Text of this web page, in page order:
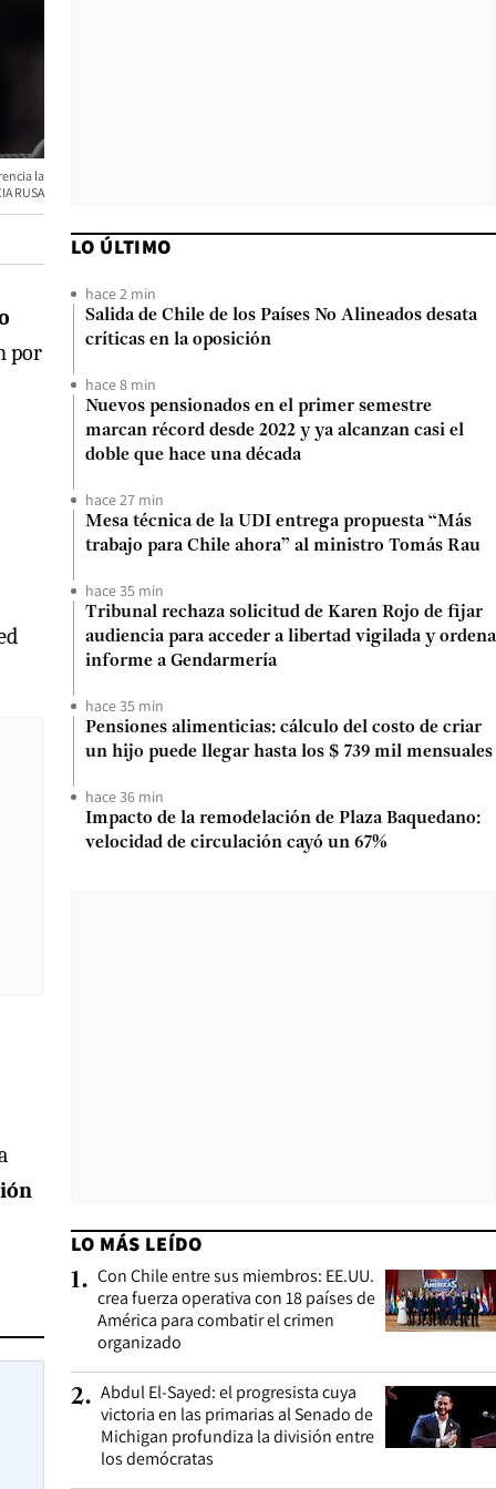
la
RUSA
por
LO ÚLTIMO
hace 2 min
Salida de Chile de los Países No Alineados desata
críticas en la oposición
hace 8 min
Nuevos pensionados en el primer semestre
marcan récord desde 2022 y ya alcanzan casi el
doble que hace una década
hace 27 min
Mesa técnica de la UDI entrega propuesta “Más
trabajo para Chile ahora” al ministro Tomás Rau
hace 35 min
Tribunal rechaza solicitud de Karen Rojo de fijar
audiencia para acceder a libertad vigilada y ordena
informe a Gendarmería
hace 35 min
Pensiones alimenticias: cálculo del costo de criar
un hijo puede llegar hasta los $ 739 mil mensuales
hace 36 min
Impacto de la remodelación de Plaza Baquedano:
velocidad de circulación cayó un 67%
LO MÁS LEÍDO
1. Con Chile entre sus miembros: EE.UU.
crea fuerza operativa con 18 países de
América para combatir el crimen
organizado
2. Abdul El-Sayed: el progresista cuya
victoria en las primarias al Senado de
Michigan profundiza la división entre
los demócratas